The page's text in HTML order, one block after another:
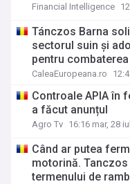
Financial Intelligence
Tánczos Barna
sectorul suin și
pentru
CaleaEuropeana.ro
Controale APIA în
a făcut anunțul
Agro Tv 16:16 mar, 28 iul
Când ar putea
motorină.
termenului de